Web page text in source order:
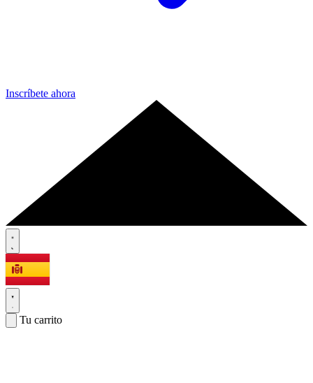
Inscríbete ahora
Tu carrito